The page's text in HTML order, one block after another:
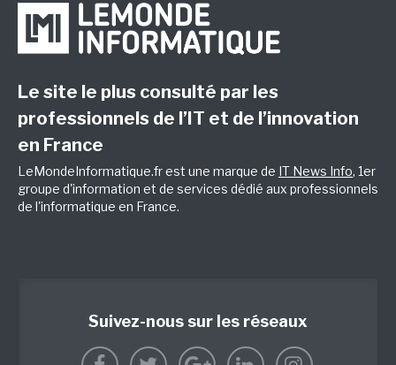
Le site le plus consulté par les
professionnels de l’IT et de l’innovation
en France
LeMondeInformatique.fr est une marque de IT News Info, 1er
groupe d'information et de services dédié aux professionnels
de l'informatique en France.
Suivez-nous sur les réseaux